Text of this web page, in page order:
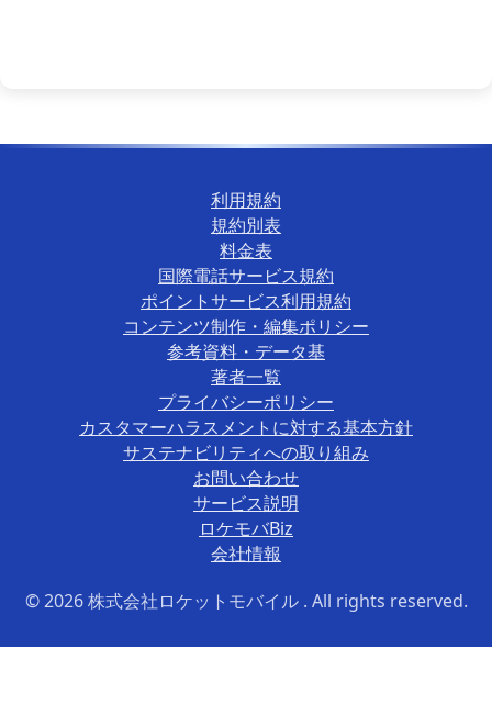
利用規約
規約別表
料金表
国際電話サービス規約
ポイントサービス利用規約
コンテンツ制作・編集ポリシー
参考資料・データ基
著者一覧
プライバシーポリシー
カスタマーハラスメントに対する基本方針
サステナビリティへの取り組み
お問い合わせ
サービス説明
ロケモバBiz
会社情報
© 2026 株式会社ロケットモバイル . All rights reserved.